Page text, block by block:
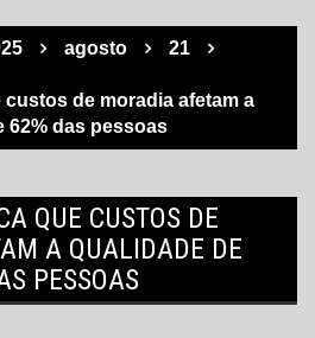
agosto
21
de moradia afetam a
62% das pessoas
QUE CUSTOS DE
A QUALIDADE DE
PESSOAS